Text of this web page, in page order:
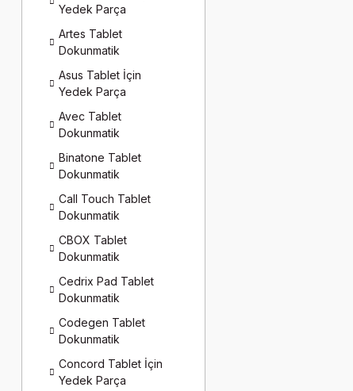
Yedek Parça
Artes Tablet
Dokunmatik
Asus Tablet İçin
Yedek Parça
Avec Tablet
Dokunmatik
Binatone Tablet
Dokunmatik
Call Touch Tablet
Dokunmatik
CBOX Tablet
Dokunmatik
Cedrix Pad Tablet
Dokunmatik
Codegen Tablet
Dokunmatik
Concord Tablet İçin
Yedek Parça